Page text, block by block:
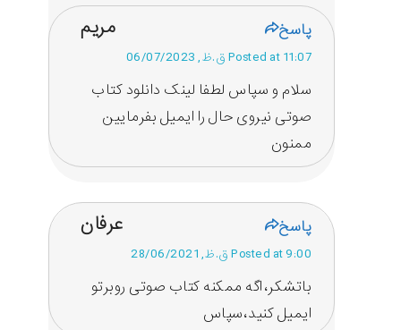
مریم پاسخ
Posted at 11:07 ق.ظ, 06/07/2023
سلام و سپاس لطفا لینک دانلود کتاب
صوتی نیروی حال را ایمیل بفرمایین
ممنون
عرفان پاسخ
Posted at 9:00 ق.ظ, 28/06/2021
باتشکر،اگه ممکنه کتاب صوتی روبرتو
ایمیل کنید،سپاس